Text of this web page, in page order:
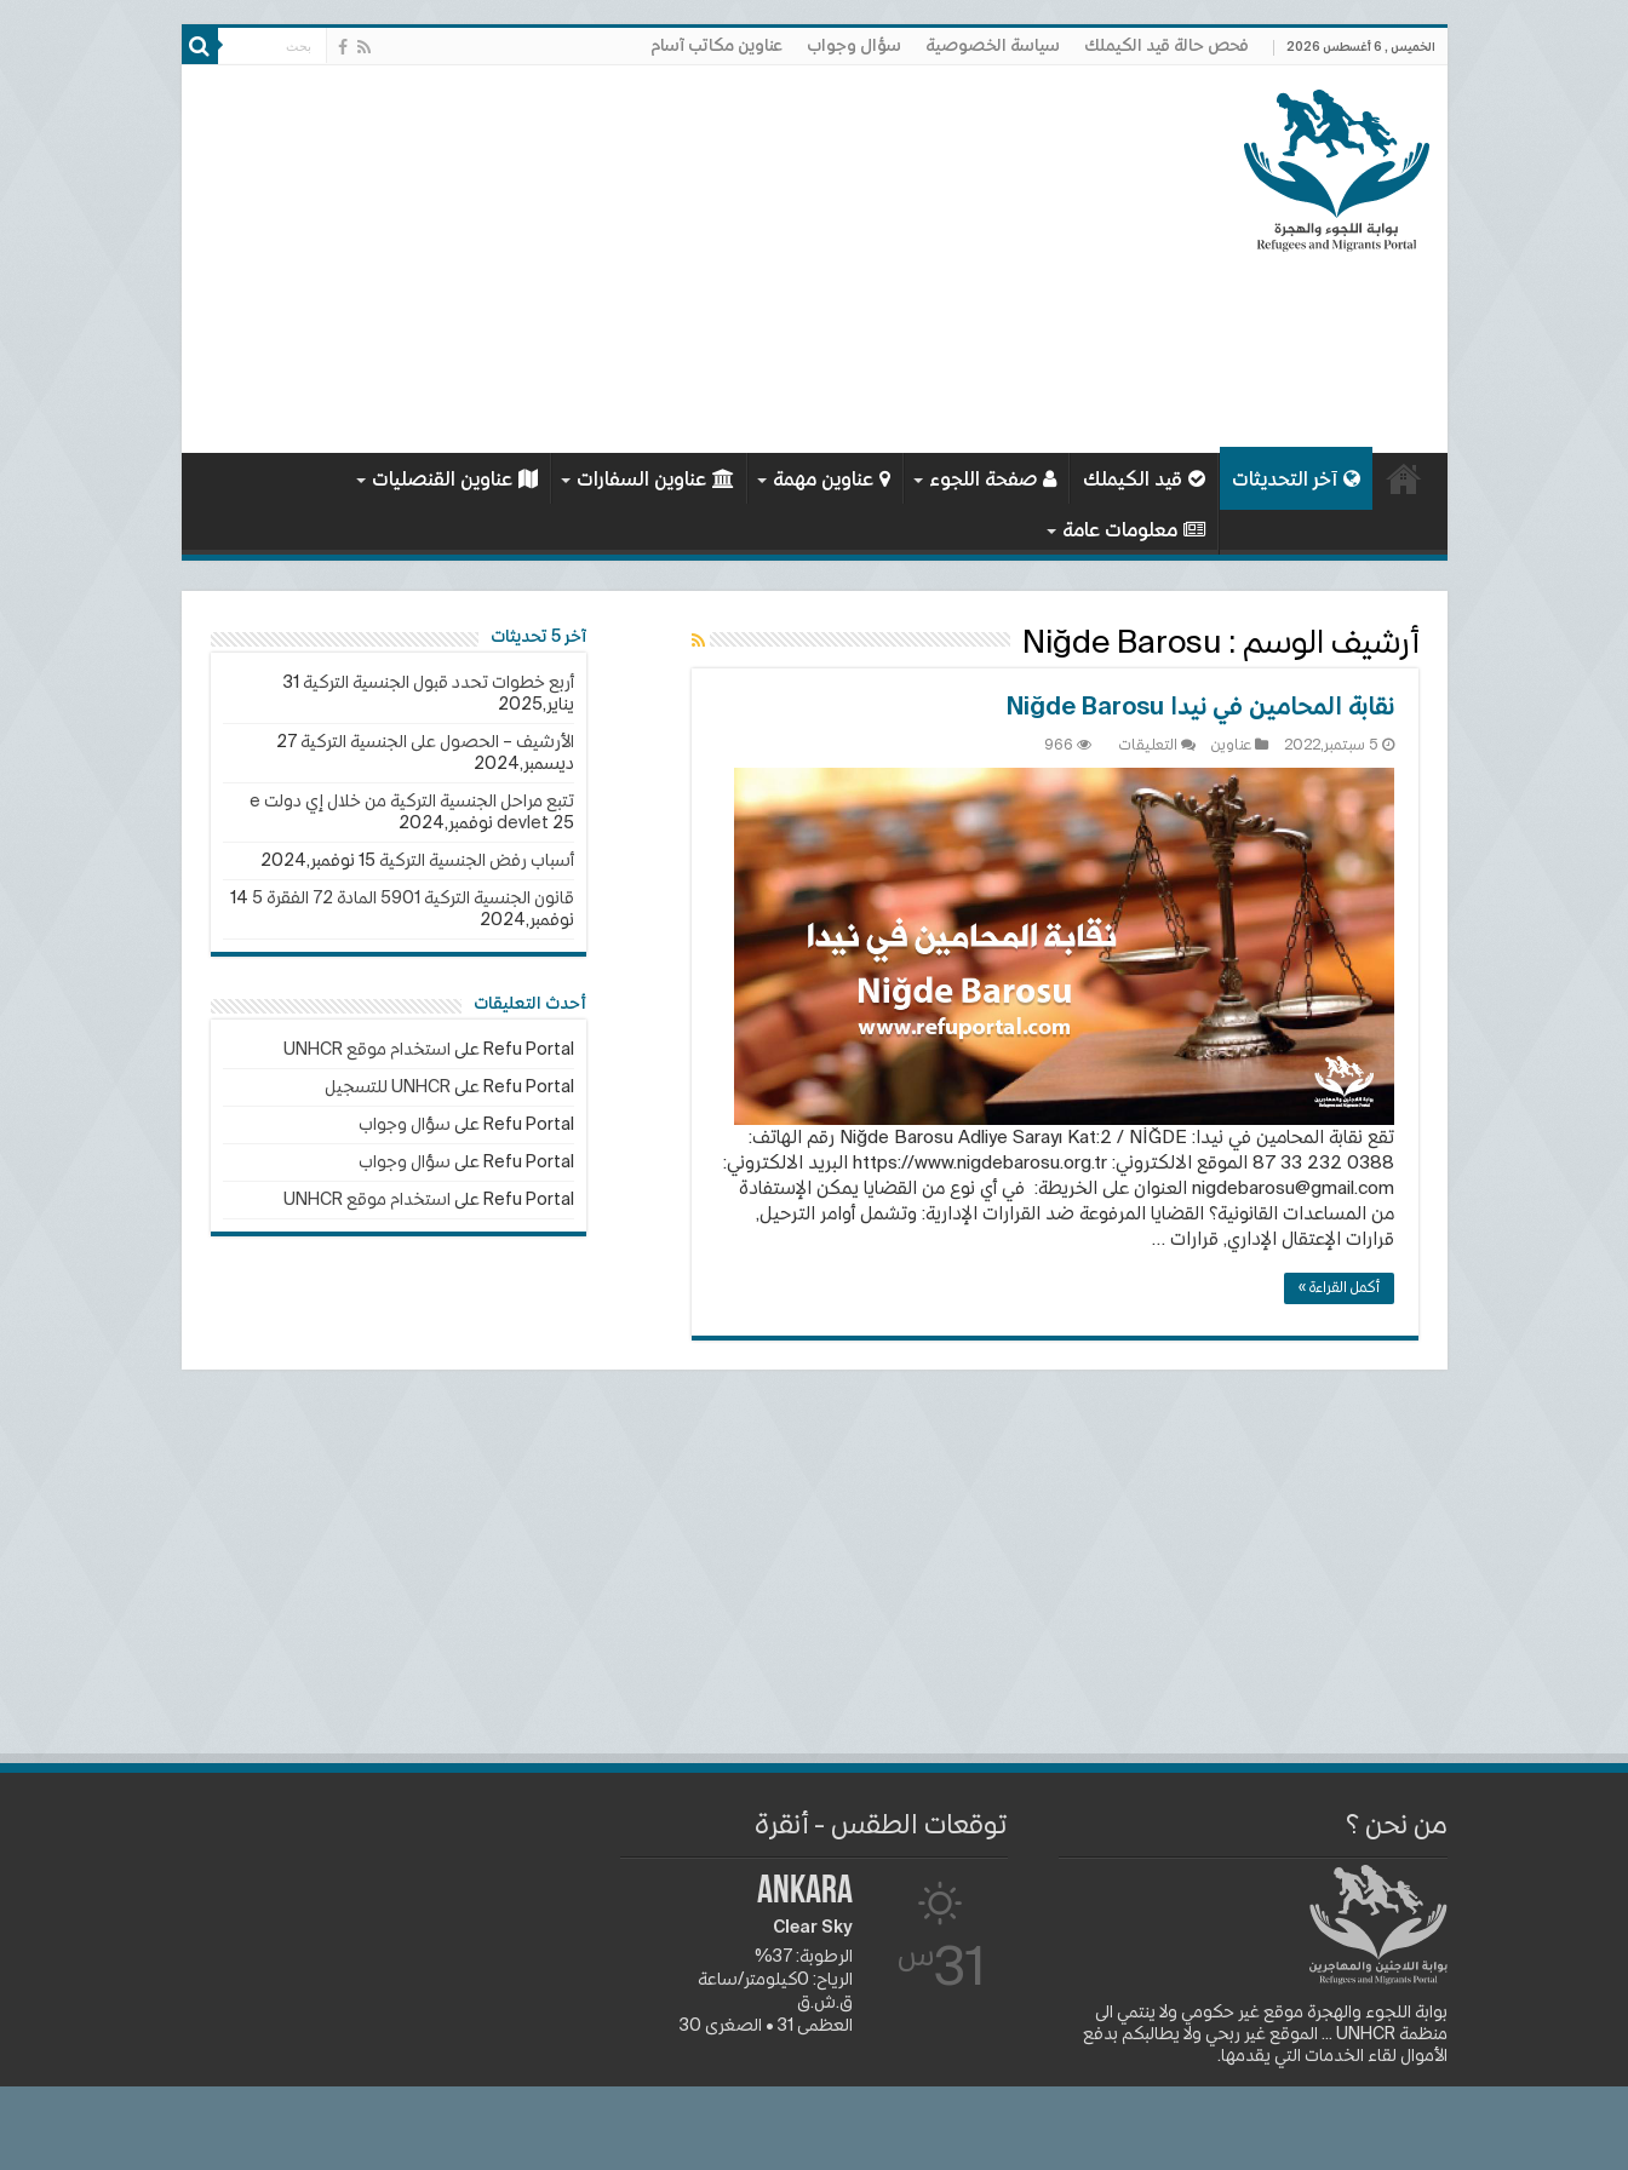
الخميس , 6 أغسطس 2026 فحص حالة قيد الكيملك سياسة الخصوصية سؤال وجواب عناوين مكاتب آسام
آخر التحديثات قيد الكيملك صفحة اللجوء عناوين مهمة عناوين السفارات عناوين القنصليات
معلومات عامة
أرشيف الوسم : Niğde Barosu
نقابة المحامين في نيدا Niğde Barosu
5 سبتمبر,2022 عناوين التعليقات
المحامين
في
نيدا
Niğde
Barosu
مغلقة
966
تقع نقابة المحامين في نيدا: Niğde Barosu Adliye Sarayı Kat:2 / NİĞDE رقم الهاتف:
0388 232 33 87 الموقع الالكتروني: https://www.nigdebarosu.org.tr البريد الالكتروني:
nigdebarosu@gmail.com العنوان على الخريطة: في أي نوع من القضايا يمكن الإستفادة
من المساعدات القانونية؟ القضايا المرفوعة ضد القرارات الإدارية: وتشمل أوامر الترحيل,
قرارات الإعتقال الإداري, قرارات …
أكمل القراءة »
آخر 5 تحديثات
أربع خطوات تحدد قبول الجنسية التركية 31
يناير,2025
الأرشيف – الحصول على الجنسية التركية 27
ديسمبر,2024
تتبع مراحل الجنسية التركية من خلال إي دولت e
devlet 25 نوفمبر,2024
أسباب رفض الجنسية التركية 15 نوفمبر,2024
قانون الجنسية التركية 5901 المادة 72 الفقرة 5
14
نوفمبر,2024
أحدث التعليقات
Refu Portal على استخدام موقع UNHCR
Refu Portal علىUNHCR للتسجيل
Refu Portal على سؤال وجواب
Refu Portal على سؤال وجواب
Refu Portal على استخدام موقع UNHCR
من نحن ؟
بوابة اللجوء والهجرة موقع غير حكومي ولا ينتمي الى
منظمة UNHCR ... الموقع غير ربحي ولا يطالبكم بدفع
الأموال لقاء الخدمات التي يقدمها.
توقعات الطقس - أنقرة
31س
Ankara
Clear Sky
الرطوبة: 37%
الرياح: 0كيلومتر/ساعة
ق.ش.ق‎
العظمى 31 • الصغرى 30